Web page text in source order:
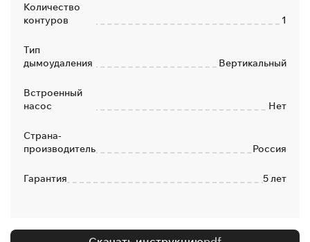
Количество
контуров
1
Тип
дымоудаления
Вертикальный
Встроенный
насос
Нет
Страна-
производитель
Россия
Гарантия 5 лет